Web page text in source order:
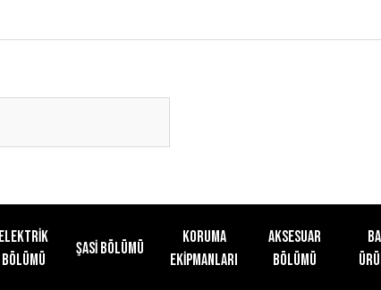
ELEKTRİK
BÖLÜMÜ
ŞASİ BÖLÜMÜ
KORUMA
EKİPMANLARI
AKSESUAR
BÖLÜMÜ